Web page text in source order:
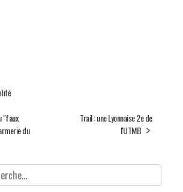
"faux
du
Trail : une Lyonnaise 2e de
l'UTMB